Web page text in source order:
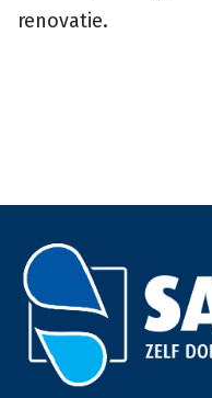
renovatie.